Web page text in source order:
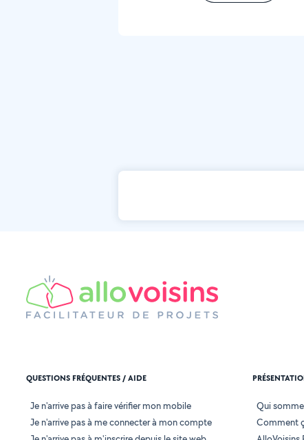
QUESTIONS FRÉQUENTES / AIDE
Je n'arrive pas à faire vérifier mon mobile
Je n'arrive pas à me connecter à mon compte
Qui
Comment